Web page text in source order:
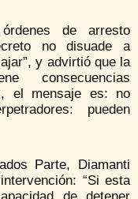
de arresto
no disuade a
y advirtió que la
consecuencias
el mensaje es: no
pueden
Parte, Diamanti
“Si esta